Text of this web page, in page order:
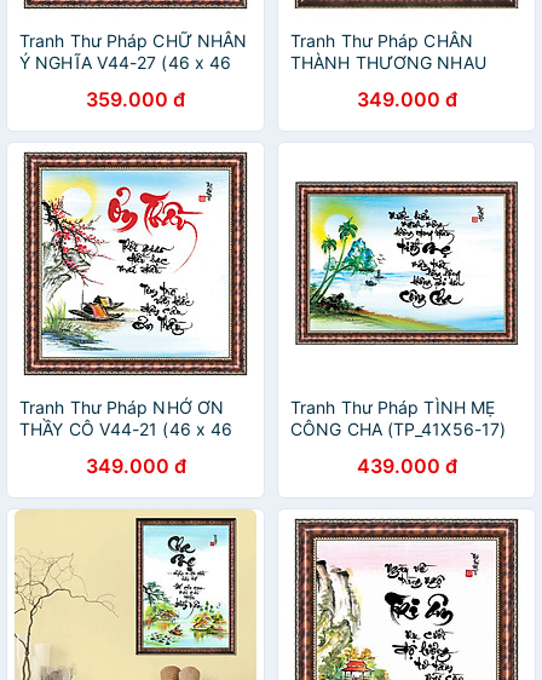
Tranh Thư Pháp CHỮ NHÂN
Ý NGHĨA V44-27 (46 x 46
359.000 đ
Tranh Thư Pháp CHÂN
THÀNH THƯƠNG NHAU
Giới Tranh Đẹp349.000 đ
Tranh Thư Pháp NHỚ ƠN
THẦY CÔ V44-21 (46 x 46
349.000 đ
Tranh Thư Pháp TÌNH MẸ
CÔNG CHA (TP_41X56-17)
439.000 đ